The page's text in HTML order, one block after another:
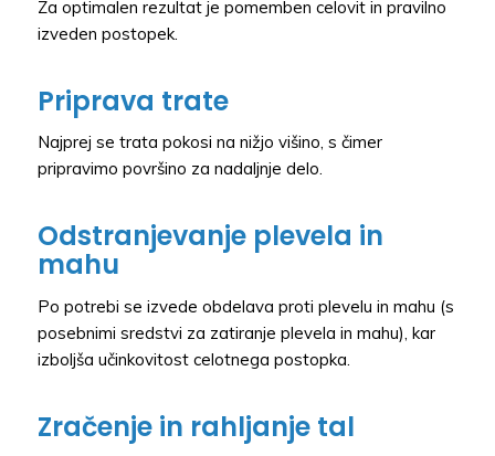
Za optimalen rezultat je pomemben celovit in pravilno
izveden postopek.
Priprava trate
Najprej se trata pokosi na nižjo višino, s čimer
pripravimo površino za nadaljnje delo.
Odstranjevanje plevela in
mahu
Po potrebi se izvede obdelava proti plevelu in mahu (s
posebnimi sredstvi za zatiranje plevela in mahu), kar
izboljša učinkovitost celotnega postopka.
Zračenje in rahljanje tal